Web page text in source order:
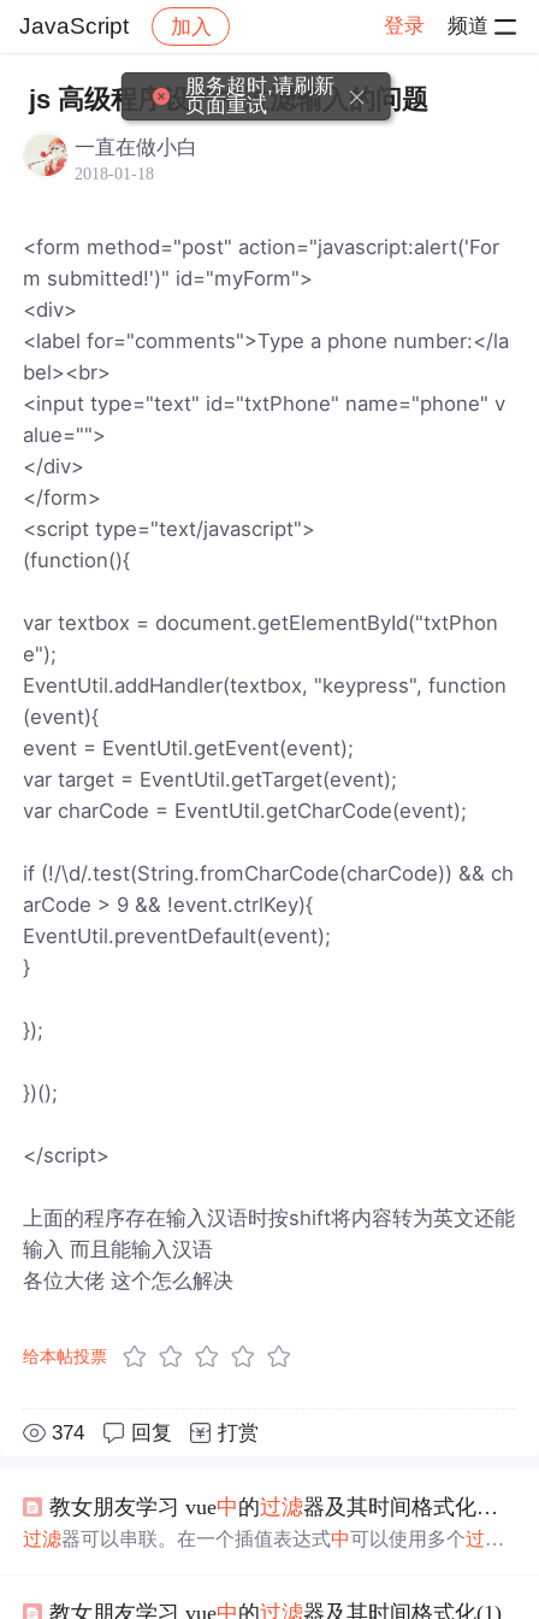
JavaScript 加入 登录 频道
社区 JavaScript 帖子详情
js 高级程序设计中过滤输入的问题
一直在做小白
2018-01-18
<form method="post" action="javascript:alert('For
m submitted!')" id="myForm">
<div>
<label for="comments">Type a phone number:</la
bel><br>
<input type="text" id="txtPhone" name="phone" v
alue="">
</div>
</form>
<script type="text/javascript">
(function(){
var textbox = document.getElementById("txtPhon
e");
EventUtil.addHandler(textbox, "keypress", function
(event){
event = EventUtil.getEvent(event);
var target = EventUtil.getTarget(event);
var charCode = EventUtil.getCharCode(event);
if (!/\d/.test(String.fromCharCode(charCode)) && ch
arCode > 9 && !event.ctrlKey){
EventUtil.preventDefault(event);
}
});
})();
</script>
上面的程序存在输入汉语时按shift将内容转为英文还能
输入 而且能输入汉语
各位大佬 这个怎么解决
给本帖投票
374 回复 打赏
教女朋友学习 vue中的过滤器及其时间格式化，前端h5开发
过滤器可以串联。在一个插值表达式中可以使用多个过滤
滤 器函数，表达式message的值将作为参数传入到函数中 。
教女朋友学习 vue中的过滤器及其时间格式化(1)
服务超时,请刷新
页面重试